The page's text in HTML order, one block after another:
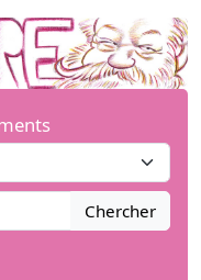
Chercher